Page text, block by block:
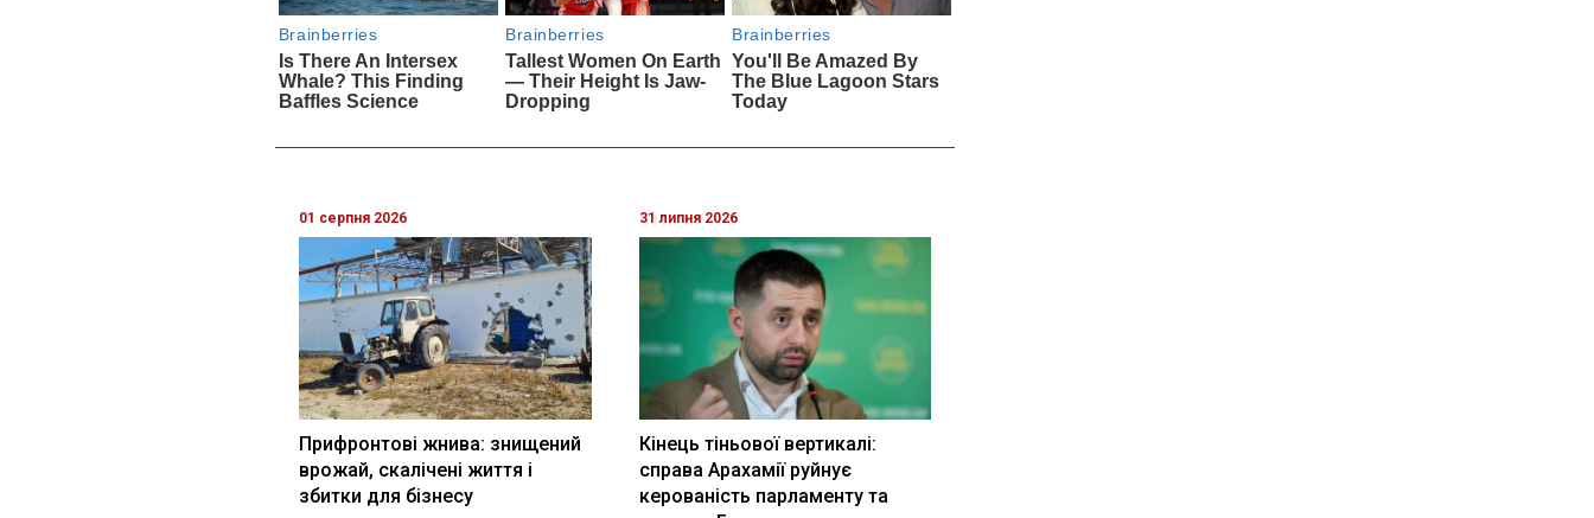
01 серпня 2026
Прифронтові жнива: знищений
врожай, скалічені життя і
збитки для бізнесу
31 липня 2026
Кінець тіньової вертикалі:
справа Арахамії руйнує
керованість парламенту та